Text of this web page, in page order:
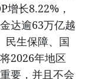
增长8.22%，
达逾63万亿越
民生保障、国
2026年地区
要，并且不会